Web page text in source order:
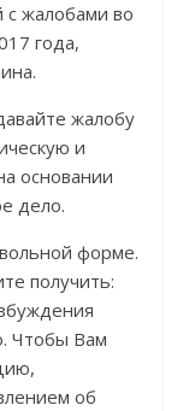
с жалобами во
года,
жалобу
и
основании
дело.
форме.
получить:
Чтобы Вам
об